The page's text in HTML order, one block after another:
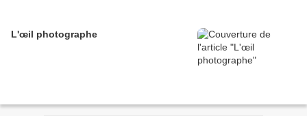
L'œil photographe